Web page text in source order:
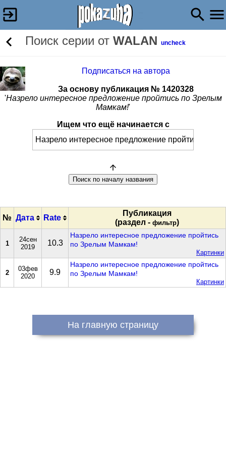
Поиск серии от WALAN uncheck
Подписаться на автора
За основу публикация № 1420328
'Назрело интересное предложение пройтись по Зрелым
Мамкам!'
Ищем что ещё начинается с
№ Дата Rate
Публикация
(раздел - фильтр)
1
24сен
2019
10.3
Назрело интересное предложение пройтись
по Зрелым Мамкам!
Картинки
2
03фев
2020
9.9
Назрело интересное предложение пройтись
по Зрелым Мамкам!
Картинки
На главную страницу